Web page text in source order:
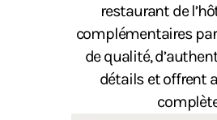
restaurant de
complémentaires
de qualité,
détails et offrent